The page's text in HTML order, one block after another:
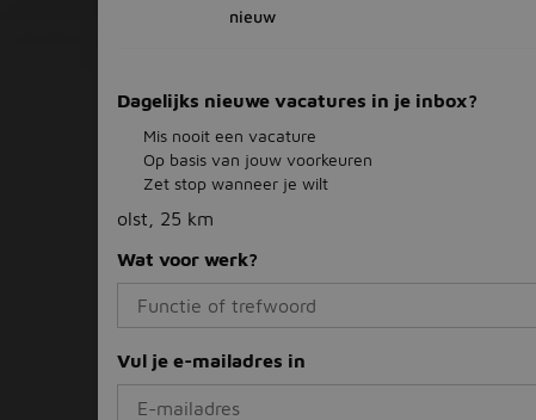
nieuw
Dagelijks nieuwe vacatures in je inbox?
Mis nooit een vacature
Op basis van jouw voorkeuren
Zet stop wanneer je wilt
olst, 25 km
Wat voor werk?
Vul je e-mailadres in